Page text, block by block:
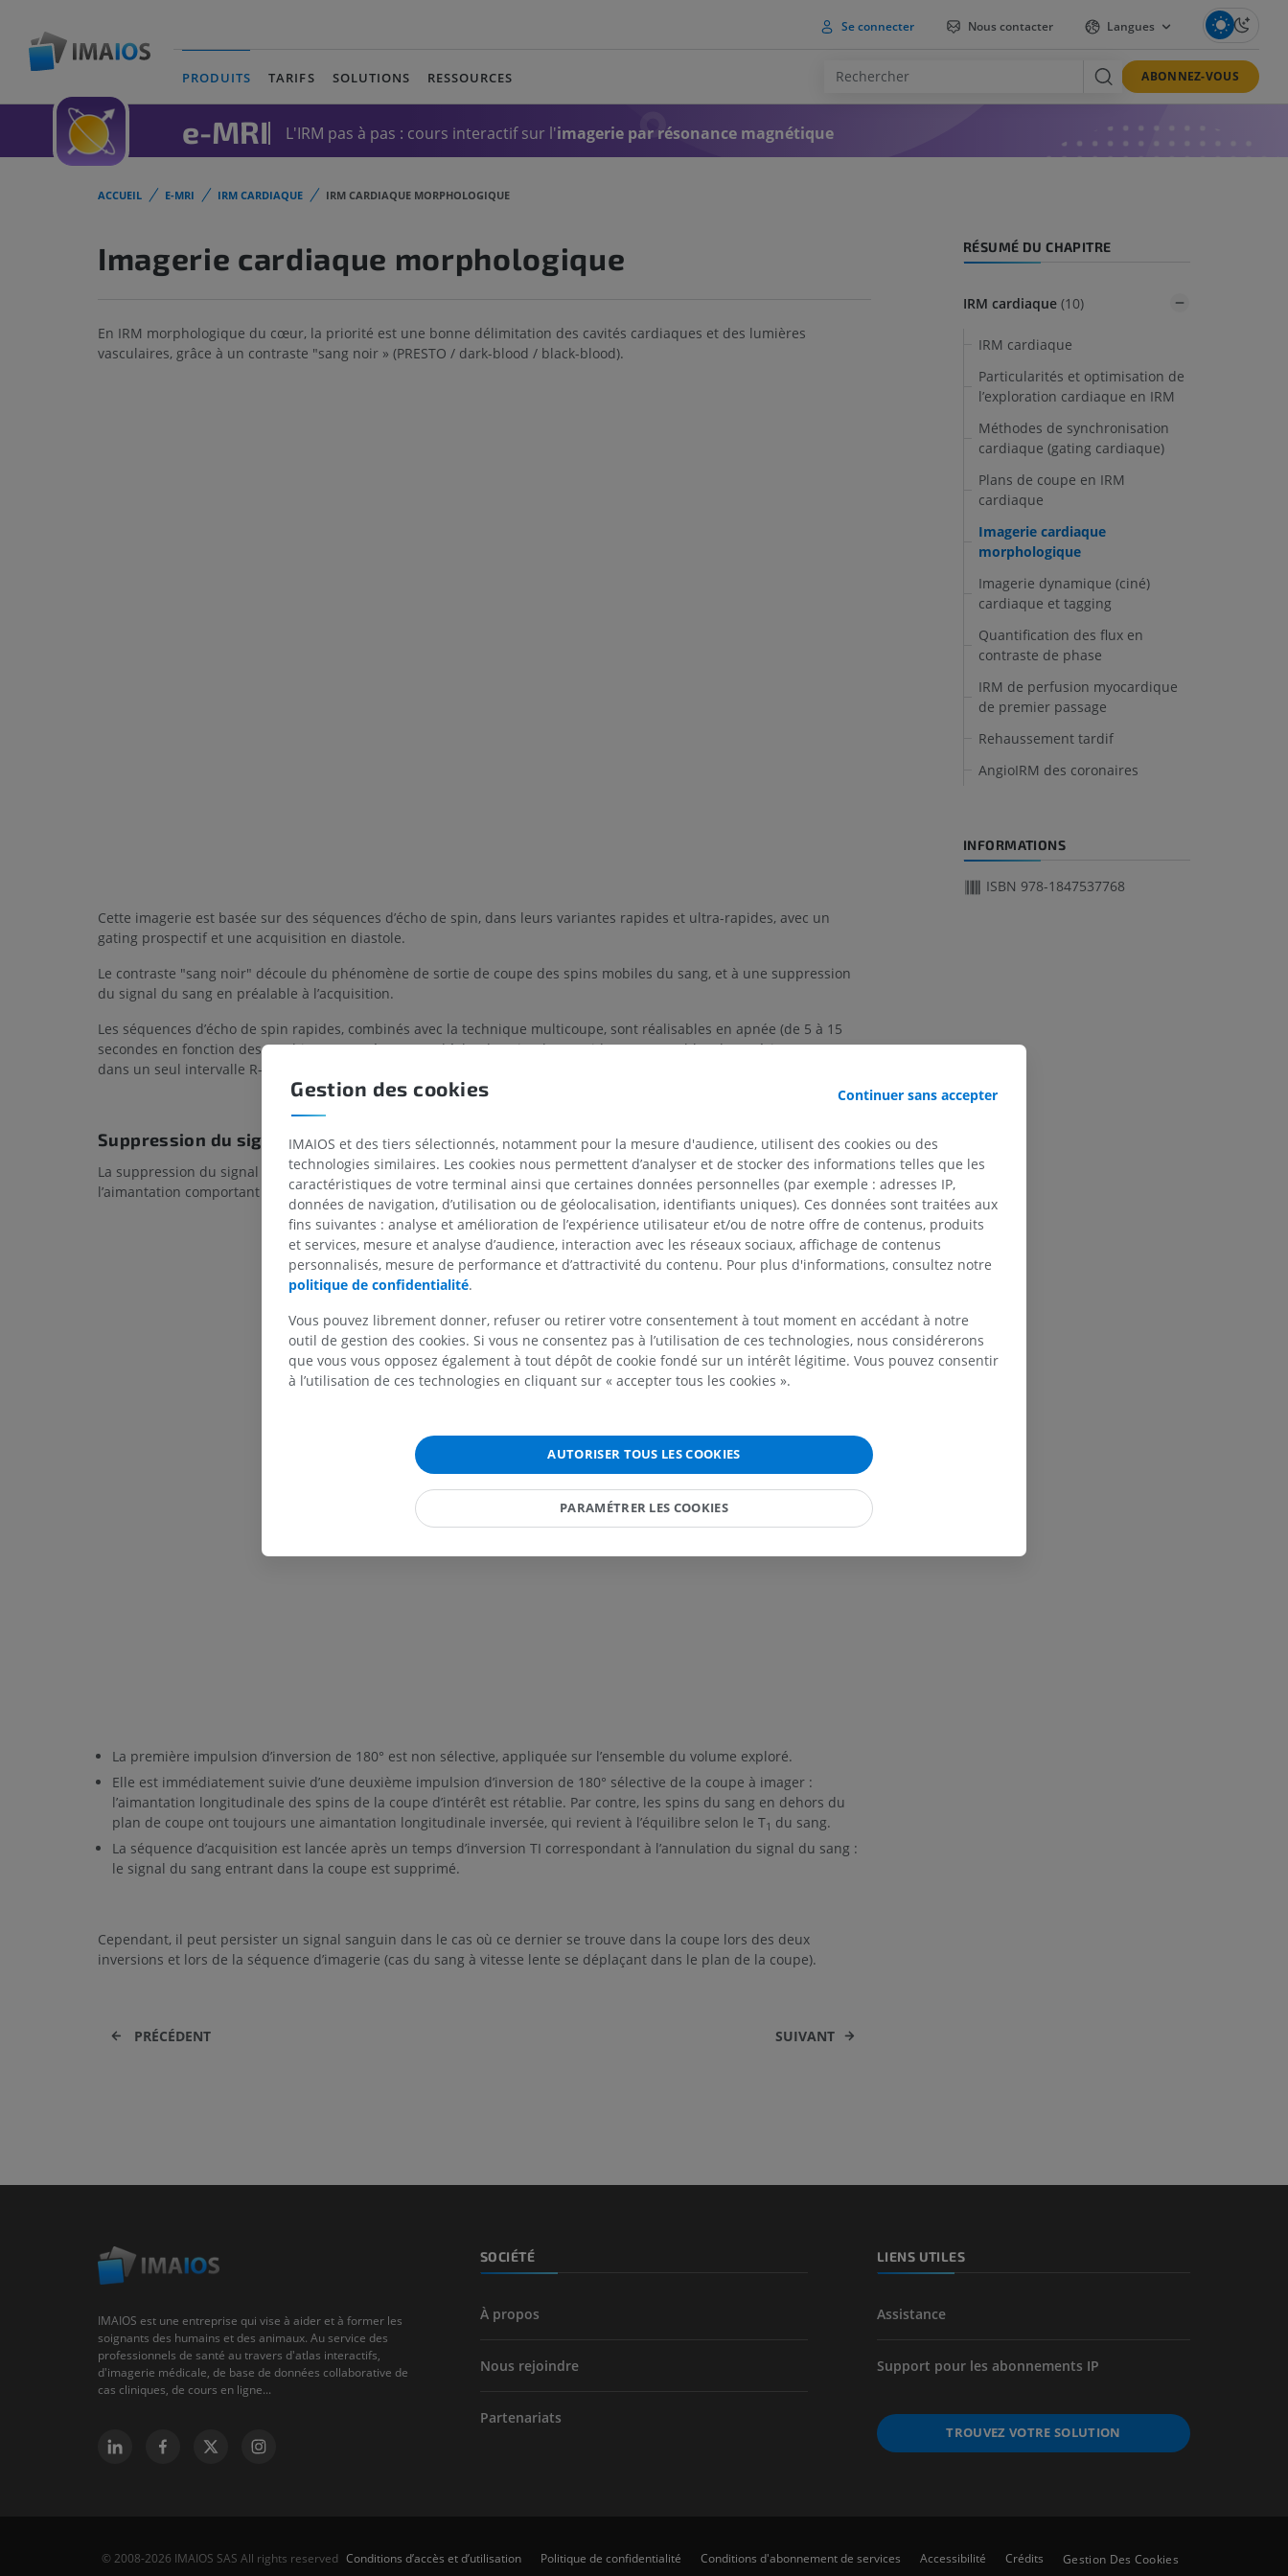
Se connecter Nous contacter Langues
PRODUITS
(current)
TARIFS SOLUTIONS RESSOURCES ABONNEZ-VOUS
e-MRI L'IRM pas à pas : cours interactif sur l'imagerie par résonance magnétique
ACCUEIL E-MRI IRM CARDIAQUE IRM CARDIAQUE MORPHOLOGIQUE
Imagerie cardiaque morphologique
En IRM morphologique du cœur, la priorité est une bonne délimitation des cavités cardiaques et des lumières
vasculaires, grâce à un contraste "sang noir » (PRESTO / dark-blood / black-blood).
Cette imagerie est basée sur des séquences d’écho de spin, dans leurs variantes rapides et ultra-rapides, avec un
gating prospectif et une acquisition en diastole.
Le contraste "sang noir" découle du phénomène de sortie de coupe des spins mobiles du sang, et à une suppression
du signal du sang en préalable à l’acquisition.
Les séquences d’écho de spin rapides, combinés avec la technique multicoupe, sont réalisables en apnée (de 5 à 15
secondes en fonction des machines). Les séquences d’écho de spin ultra-rapides sont capables d’acquérir une coupe
dans un seul intervalle R-R (un battement cardiaque). L’apnée n’est alors pas indispensable.
Suppression du signal du sang (Dark blood / Presto)
La suppression du signal du sang, pour obtenir un contraste "sang noir", consiste en un motif de préparation de
l’aimantation comportant une double inversion :
La première impulsion d’inversion de 180° est non sélective, appliquée sur l’ensemble du volume exploré.
Elle est immédiatement suivie d’une deuxième impulsion d’inversion de 180° sélective de la coupe à imager :
l’aimantation longitudinale des spins de la coupe d’intérêt est rétablie. Par contre, les spins du sang en dehors du
plan de coupe ont toujours une aimantation longitudinale inversée, qui revient à l’équilibre selon le T1 du sang.
La séquence d’acquisition est lancée après un temps d’inversion TI correspondant à l’annulation du signal du sang :
le signal du sang entrant dans la coupe est supprimé.
Cependant, il peut persister un signal sanguin dans le cas où ce dernier se trouve dans la coupe lors des deux
inversions et lors de la séquence d’imagerie (cas du sang à vitesse lente se déplaçant dans le plan de la coupe).
PRÉCÉDENT SUIVANT
RÉSUMÉ DU CHAPITRE
IRM cardiaque (10)
IRM cardiaque
Particularités et optimisation de
l’exploration cardiaque en IRM
Méthodes de synchronisation
cardiaque (gating cardiaque)
Plans de coupe en IRM
cardiaque
Imagerie cardiaque
morphologique
Imagerie dynamique (ciné)
cardiaque et tagging
Quantification des flux en
contraste de phase
IRM de perfusion myocardique
de premier passage
Rehaussement tardif
AngioIRM des coronaires
INFORMATIONS
ISBN 978-1847537768
IMAIOS est une entreprise qui vise à aider et à former les
soignants des humains et des animaux. Au service des
professionnels de santé au travers d'atlas interactifs,
d'imagerie médicale, de base de données collaborative de
cas cliniques, de cours en ligne...
SOCIÉTÉ
À propos
Nous rejoindre
Partenariats
LIENS UTILES
Assistance
Support pour les abonnements IP
TROUVEZ VOTRE SOLUTION
© 2008-2026 IMAIOS SAS All rights reserved Conditions d’accès et d’utilisation Politique de confidentialité Conditions d'abonnement de services Accessibilité Crédits Gestion Des Cookies
Gestion des cookies Continuer sans accepter
IMAIOS et des tiers sélectionnés, notamment pour la mesure d'audience, utilisent des cookies ou des
technologies similaires. Les cookies nous permettent d’analyser et de stocker des informations telles que les
caractéristiques de votre terminal ainsi que certaines données personnelles (par exemple : adresses IP,
données de navigation, d’utilisation ou de géolocalisation, identifiants uniques). Ces données sont traitées aux
fins suivantes : analyse et amélioration de l’expérience utilisateur et/ou de notre offre de contenus, produits
et services, mesure et analyse d’audience, interaction avec les réseaux sociaux, affichage de contenus
personnalisés, mesure de performance et d’attractivité du contenu. Pour plus d'informations, consultez notre
politique de confidentialité.
Vous pouvez librement donner, refuser ou retirer votre consentement à tout moment en accédant à notre
outil de gestion des cookies. Si vous ne consentez pas à l’utilisation de ces technologies, nous considérerons
que vous vous opposez également à tout dépôt de cookie fondé sur un intérêt légitime. Vous pouvez consentir
à l’utilisation de ces technologies en cliquant sur « accepter tous les cookies ».
AUTORISER TOUS LES COOKIES
PARAMÉTRER LES COOKIES